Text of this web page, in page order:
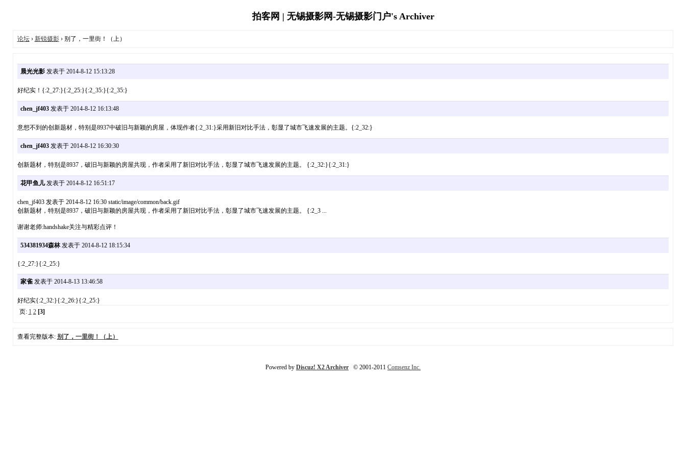
拍客网 | 无锡摄影网-无锡摄影门户's Archiver
论坛› 新锐摄影› 别了，一里街！（上）
晨光光影发表于 2014-8-12 15:13:28
好纪实！{:2_27:}{:2_25:}{:2_35:}{:2_35:}
chen_jf403发表于 2014-8-12 16:13:48
意想不到的创新题材，特别是8937中破旧与新颖的房屋，体现作者{:2_31:}采用新旧对比手法，彰显了城市飞速发展的主题。{:2_32:}
chen_jf403发表于 2014-8-12 16:30:30
创新题材，特别是8937，破旧与新颖的房屋共现，作者采用了新旧对比手法，彰显了城市飞速发展的主题。 {:2_32:}{:2_31:}
花甲鱼儿发表于 2014-8-12 16:51:17
chen_jf403 发表于 2014-8-12 16:30 static/image/common/back.gif
创新题材，特别是8937，破旧与新颖的房屋共现，作者采用了新旧对比手法，彰显了城市飞速发展的主题。 {:2_3 ...
谢谢老师:handshake关注与精彩点评！
534381934森林发表于 2014-8-12 18:15:34
{:2_27:}{:2_25:}
家雀发表于 2014-8-13 13:46:58
好纪实{:2_32:}{:2_26:}{:2_25:}
页: 1 2 [3]
查看完整版本: 别了，一里街！（上）
Powered by Discuz! X2 Archiver © 2001-2011 Comsenz Inc.